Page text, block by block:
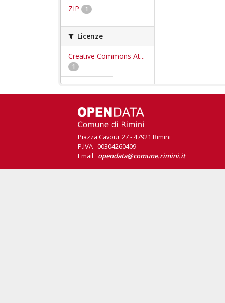
ZIP 1
Licenze
Creative Commons At...
1
Piazza Cavour 27 - 47921 Rimini
P.IVA 00304260409
Email opendata@comune.rimini.it